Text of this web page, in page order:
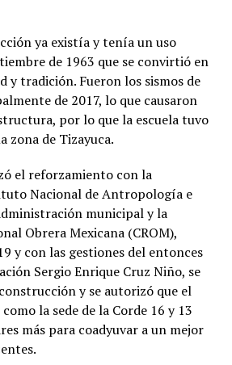
ya existía y tenía un uso
de 1963 que se convirtió en
y tradición. Fueron los sismos de
de 2017, lo que causaron
por lo que la escuela tuvo
zona de Tizayuca.
el reforzamiento con la
Nacional de Antropología e
municipal y la
Obrera Mexicana (CROM),
y con las gestiones del entonces
Sergio Enrique Cruz Niño, se
y se autorizó que el
la sede de la Corde 16 y 13
más para coadyuvar a un mejor